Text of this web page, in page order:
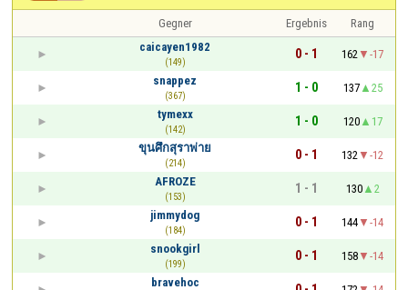
Gegner Ergebnis
Rang
caicayen1982
(149)
0 - 1 162
-17
snappez
(367)
1 - 0 137
25
tymexx
(142)
1 - 0 120
17
ขุนศึกสุราพ่าย
(214)
0 - 1 132
-12
AFROZE
(153)
1 - 1 130
2
jimmydog
(184)
0 - 1 144
-14
snookgirl
(199)
0 - 1 158
-14
bravehoc